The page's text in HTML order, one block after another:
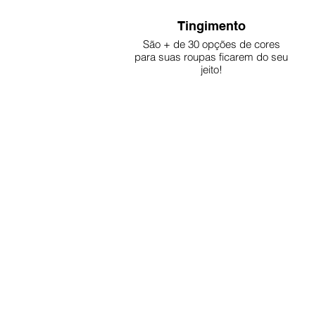
Tingimento
São + de 30 opções de cores
para suas roupas ficarem do seu
jeito!